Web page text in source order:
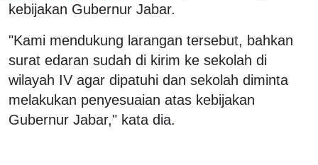
kebijakan Gubernur Jabar.
"Kami mendukung larangan tersebut, bahkan
surat edaran sudah di kirim ke sekolah di
wilayah IV agar dipatuhi dan sekolah diminta
melakukan penyesuaian atas kebijakan
Gubernur Jabar," kata dia.